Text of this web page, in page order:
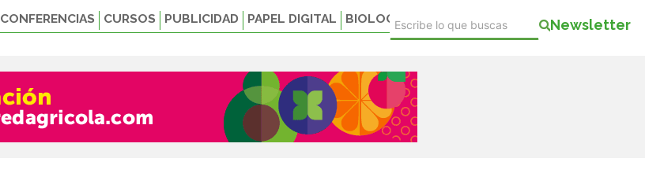
CONFERENCIAS CURSOS PUBLICIDAD PAPEL DIGITAL BIOLOGICALS Newsletter